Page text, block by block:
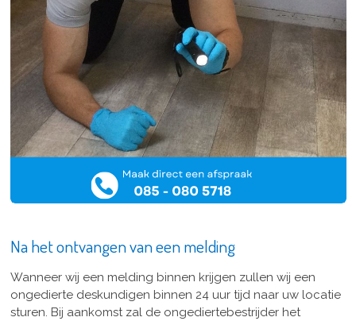
Na het ontvangen van een melding
Wanneer wij een melding binnen krijgen zullen wij een
ongedierte deskundigen binnen 24 uur tijd naar uw locatie
sturen. Bij aankomst zal de ongediertebestrijder het